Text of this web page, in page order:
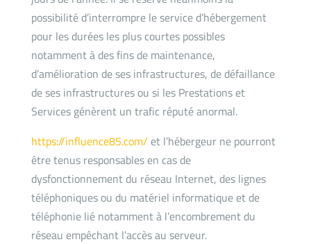
possibilité d’interrompre le service d’hébergement
pour les durées les plus courtes possibles
notamment à des fins de maintenance,
d’amélioration de ses infrastructures, de défaillance
de ses infrastructures ou si les Prestations et
Services génèrent un trafic réputé anormal.
https://influence85.com/ et l’hébergeur ne pourront
être tenus responsables en cas de
dysfonctionnement du réseau Internet, des lignes
téléphoniques ou du matériel informatique et de
téléphonie lié notamment à l’encombrement du
réseau empêchant l’accès au serveur.